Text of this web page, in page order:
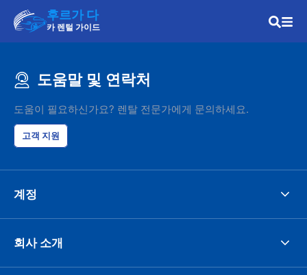
후르가 다
카 렌털 가이드
도움말 및 연락처
도움이 필요하신가요? 렌탈 전문가에게 문의하세요.
고객 지원
계정
회사 소개